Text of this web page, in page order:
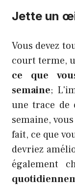
Jette un
Vous devez
court terme,
ce que
semaine;
une trace de
semaine,
fait, ce que
devriez
également